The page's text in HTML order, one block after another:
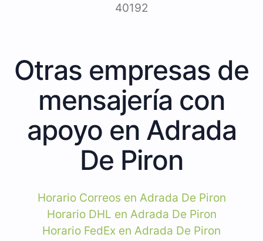
40192
Otras empresas de
mensajería con
apoyo en Adrada
De Piron
Horario Correos en Adrada De Piron
Horario DHL en Adrada De Piron
Horario FedEx en Adrada De Piron